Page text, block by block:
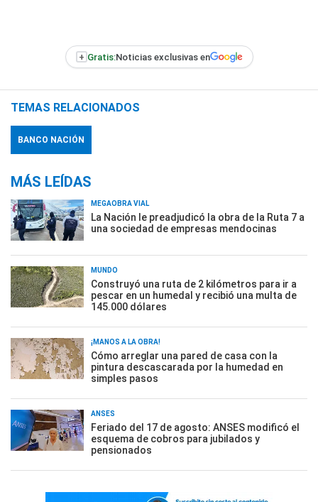
+ Gratis:Noticias exclusivas en
TEMAS RELACIONADOS
BANCO NACIÓN
MÁS LEÍDAS
MEGAOBRA VIAL
La Nación le preadjudicó la obra de la Ruta 7 a
una sociedad de empresas mendocinas
MUNDO
Construyó una ruta de 2 kilómetros para ir a
pescar en un humedal y recibió una multa de
145.000 dólares
¡MANOS A LA OBRA!
Cómo arreglar una pared de casa con la
pintura descascarada por la humedad en
simples pasos
ANSES
Feriado del 17 de agosto: ANSES modificó el
esquema de cobros para jubilados y
pensionados